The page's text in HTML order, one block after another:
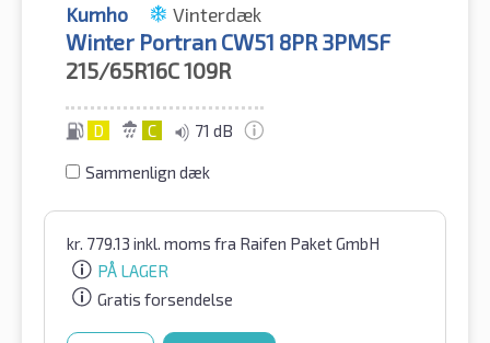
Kumho Vinterdæk
Winter Portran CW51 8PR 3PMSF
215/65R16C109R
D C 71 dB
Sammenlign dæk
kr. 779.13 inkl. moms fra Raifen Paket GmbH
PÅ LAGER
Gratis forsendelse